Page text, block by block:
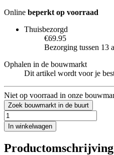
Online beperkt op voorraad
Thuisbezorgd
€69.95
Bezorging tussen 13
Ophalen in de bouwmarkt
Dit artikel wordt voor je
Niet op voorraad in onze
Zoek bouwmarkt in de buurt
In winkelwagen
Productomschrijving